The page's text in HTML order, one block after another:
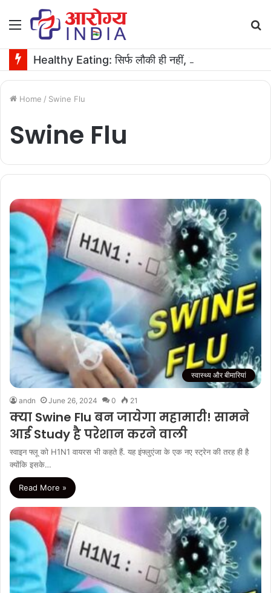
Menu
Home / Swine Flu
Swine Flu
स्वास्थ्य और बीमारियां
andn June 26, 2024 0 21
क्या Swine Flu बन जायेगा महामारी! सामने
आई Study है परेशान करने वाली
स्वाइन फ्लू को H1N1 वायरस भी कहते हैं. यह इंफ्लुएंजा के एक नए स्ट्रेन की तरह ही है
क्योंकि इसके…
Read More »